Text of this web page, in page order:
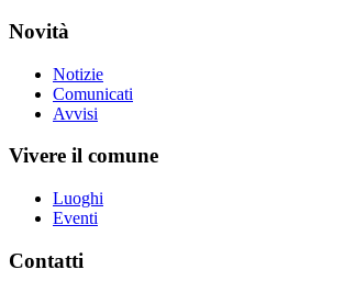
Novità
Notizie
Comunicati
Avvisi
Vivere il comune
Luoghi
Eventi
Contatti